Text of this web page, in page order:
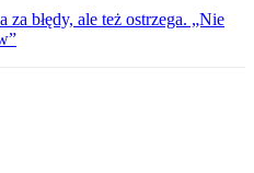
błędy, ale też ostrzega. „Nie